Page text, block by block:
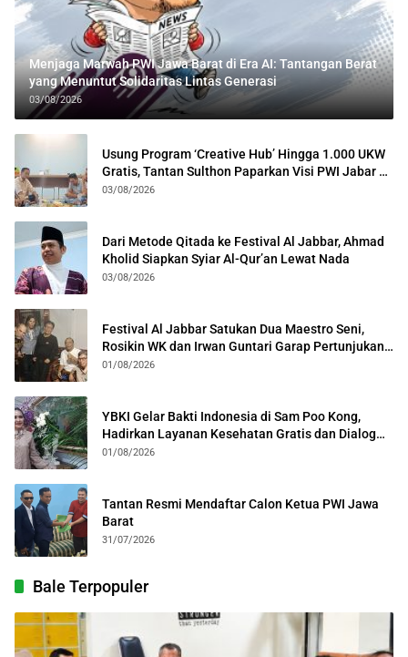
Menjaga Marwah PWI Jawa Barat di Era AI: Tantangan Berat
yang Menuntut Solidaritas Lintas Generasi
03/08/2026
Usung Program ‘Creative Hub’ Hingga 1.000 UKW
Gratis, Tantan Sulthon Paparkan Visi PWI Jabar di
Kota Bogor
03/08/2026
Dari Metode Qitada ke Festival Al Jabbar, Ahmad
Kholid Siapkan Syiar Al-Qur’an Lewat Nada
03/08/2026
Festival Al Jabbar Satukan Dua Maestro Seni,
Rosikin WK dan Irwan Guntari Garap Pertunjukan
Kolosal
01/08/2026
YBKI Gelar Bakti Indonesia di Sam Poo Kong,
Hadirkan Layanan Kesehatan Gratis dan Dialog
Kebangsaan
01/08/2026
Tantan Resmi Mendaftar Calon Ketua PWI Jawa
Barat
31/07/2026
Bale Terpopuler